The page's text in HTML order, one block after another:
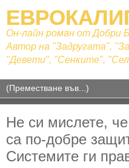
Он-лайн роман от Добри
Автор на "Задругата",
"Девети", "Сенките",
Не си мислете,
са по-добре
Системите ги